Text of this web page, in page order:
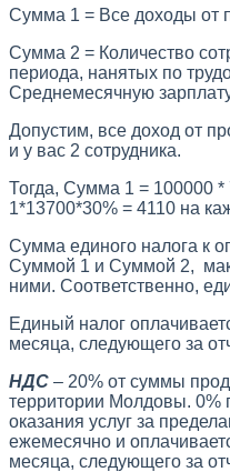
Сумма 1 = Все доходы от
Сумма 2 = Количество
периода, нанятых по
Среднемесячную
Допустим, все доход от
и у вас 2 сотрудника.
Тогда, Сумма 1 = 100000
1*13700*30% = 4110 на
Сумма единого налога к
Суммой 1 и Суммой 2,
ними. Соответственно,
Единый налог
месяца, следующего за
НДС – 20% от суммы
территории Молдовы. 0%
оказания услуг за
ежемесячно и
месяца, следующего за